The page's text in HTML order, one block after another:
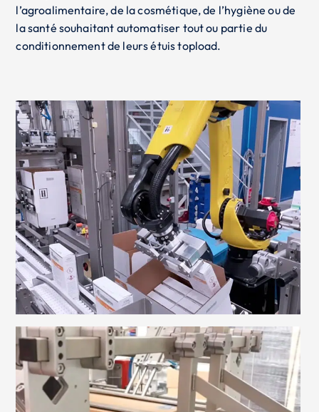
l’agroalimentaire, de la cosmétique, de l’hygiène ou de
la santé souhaitant automatiser tout ou partie du
conditionnement de leurs étuis topload.